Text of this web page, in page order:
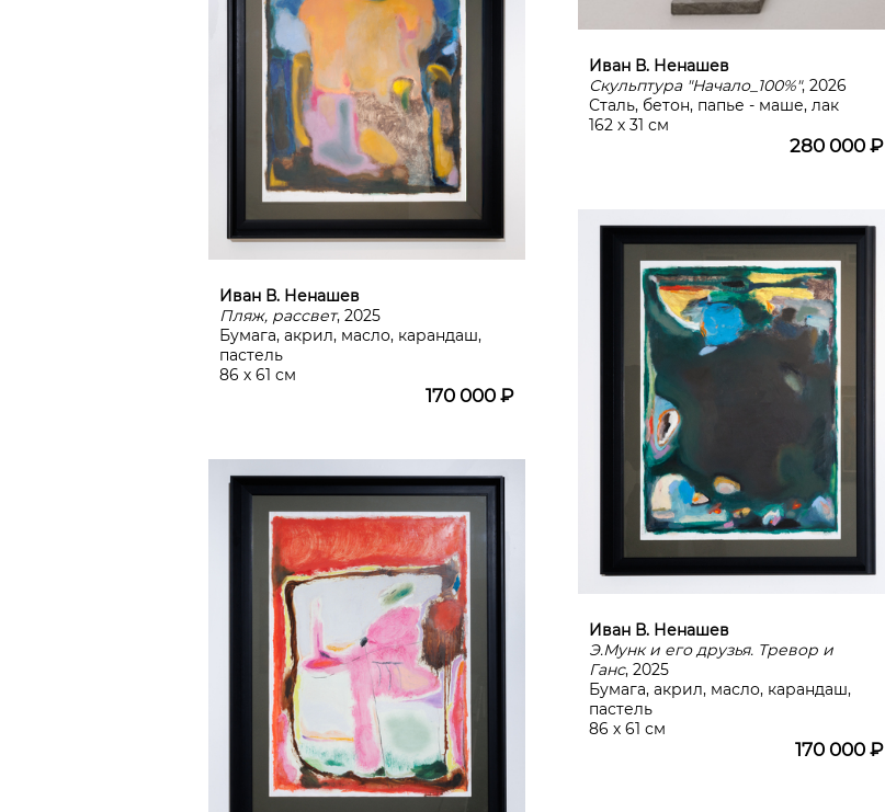
Иван В. Ненашев
Скульптура "Начало_100%", 2026
Сталь, бетон, папье - маше, лак
162 х 31 см
280 000 ₽
Иван В. Ненашев
Пляж, рассвет, 2025
Бумага, акрил, масло, карандаш,
пастель
86 х 61 см
170 000 ₽
Иван В. Ненашев
Э.Мунк и его друзья. Тревор и
Ганс, 2025
Бумага, акрил, масло, карандаш,
пастель
86 х 61 см
170 000 ₽